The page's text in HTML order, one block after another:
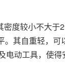
较小不大于
其自重轻，
动工具，使得